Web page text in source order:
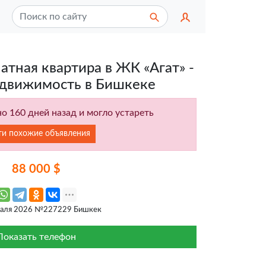
квартира в ЖК «Агат» -
в Бишкеке
160 дней назад и могло устареть
похожие объявления
88 000 $
2026 №227229 Бишкек
телефон